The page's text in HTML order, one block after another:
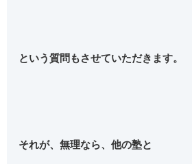
という質問もさせていただきます。
それが、無理なら、他の塾と